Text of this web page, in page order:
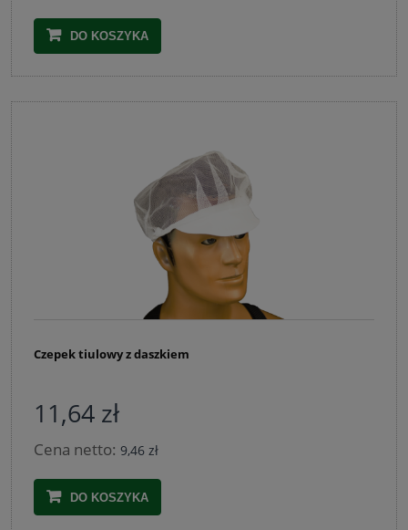
DO KOSZYKA
Czepek tiulowy z daszkiem
11,64 zł
Cena netto: 9,46 zł
DO KOSZYKA